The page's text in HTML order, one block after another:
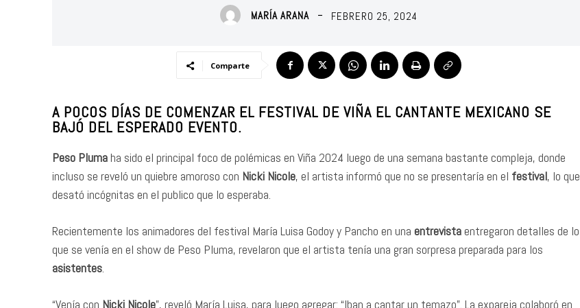
MARÍA ARANA FEBRERO 25, 2024
Comparte
A POCOS DÍAS DE COMENZAR EL FESTIVAL DE VIÑA EL CANTANTE MEXICANO SE
BAJÓ DEL ESPERADO EVENTO.
Peso Plumaha sido el principal foco de polémicas en Viña 2024 luego de una semana bastante compleja, donde
incluso se reveló un quiebre amoroso con Nicki Nicole, el artista informó que no se presentaría en el festival, lo que
desató incógnitas en el publico que lo esperaba.
Recientemente los animadores del festival María Luisa Godoy y Pancho en una entrevistaentregaron detalles de lo
que se venía en el show de Peso Pluma, revelaron que el artista tenía una gran sorpresa preparada para los
asistentes.
“Venía con Nicki Nicole”, reveló María Luisa, para luego agregar: “Iban a cantar un temazo”. La expareja colaboró en